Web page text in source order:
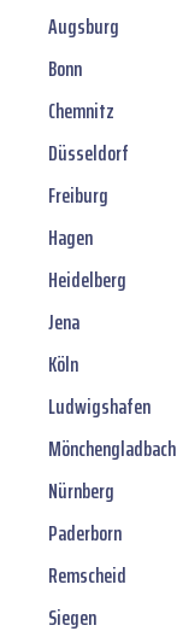
Augsburg
Bonn
Chemnitz
Düsseldorf
Freiburg
Hagen
Heidelberg
Jena
Köln
Ludwigshafen
Mönchengladbach
Nürnberg
Paderborn
Remscheid
Siegen